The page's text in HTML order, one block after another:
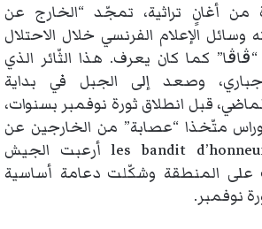
من أغانٍ تراثية، تمجّد “الخارج عن
وسائل الإعلام الفرنسي خلال الاحتلال
كما كان يعرف. هذا الثّائر الذي
وصعد إلى الجبل في بداية
قبل انطلاق ثورة نوفمبر بسنوات،
متّخذا “عصابة” من الخارجين عن
القانون الفرنسي les bandit d’honneur أرعبت الجيش
على المنطقة وشكّلت دعامة أساسية
نوفمبر.